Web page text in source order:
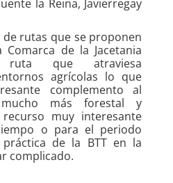
la Reina, Javierregay
rutas que se proponen
de la Jacetania
ruta que atraviesa
agrícolas lo que
complemento al
más forestal y
muy interesante
o para el periodo
de la BTT en la
complicado.